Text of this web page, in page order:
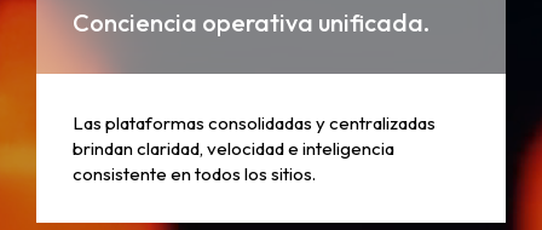
Conciencia operativa unificada.
Las plataformas consolidadas y centralizadas
brindan claridad, velocidad e inteligencia
consistente en todos los sitios.